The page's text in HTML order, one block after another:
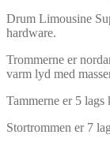
Drum Limousine
hardware.
Trommerne er
varm lyd med
Tammerne er 5
Stortrommen er 7